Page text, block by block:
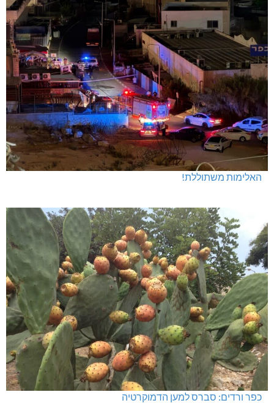
האלימות משתוללת!